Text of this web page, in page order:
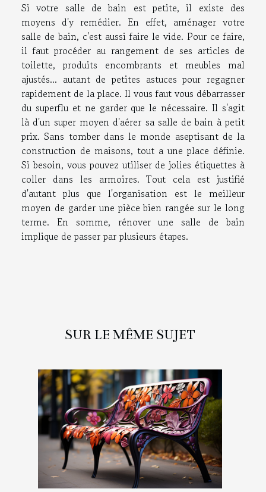
Si votre salle de bain est petite, il existe des
moyens d'y remédier. En effet, aménager votre
salle de bain, c'est aussi faire le vide. Pour ce faire,
il faut procéder au rangement de ses articles de
toilette, produits encombrants et meubles mal
ajustés... autant de petites astuces pour regagner
rapidement de la place. Il vous faut vous débarrasser
du superflu et ne garder que le nécessaire. Il s'agit
là d'un super moyen d'aérer sa salle de bain à petit
prix. Sans tomber dans le monde aseptisant de la
construction de maisons, tout a une place définie.
Si besoin, vous pouvez utiliser de jolies étiquettes à
coller dans les armoires. Tout cela est justifié
d'autant plus que l'organisation est le meilleur
moyen de garder une pièce bien rangée sur le long
terme. En somme, rénover une salle de bain
implique de passer par plusieurs étapes.
SUR LE MÊME SUJET